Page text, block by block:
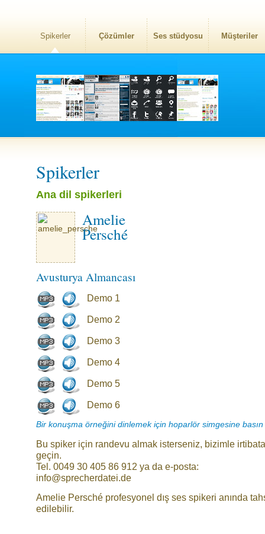
Spikerler Çözümler Ses stüdyosu Müşteriler
Spikerler
Ana dil spikerleri
Amelie
Persché
Avusturya Almancası
Demo 1
Demo 2
Demo 3
Demo 4
Demo 5
Demo 6
Bir konuşma örneğini dinlemek için hoparlör simgesine basın
Bu spiker için randevu almak isterseniz, bizimle irtibata
geçin.
Tel. 0049 30 405 86 912 ya da e-posta:
info@sprecherdatei.de
Amelie Persché profesyonel dış ses spikeri anında
edilebilir.